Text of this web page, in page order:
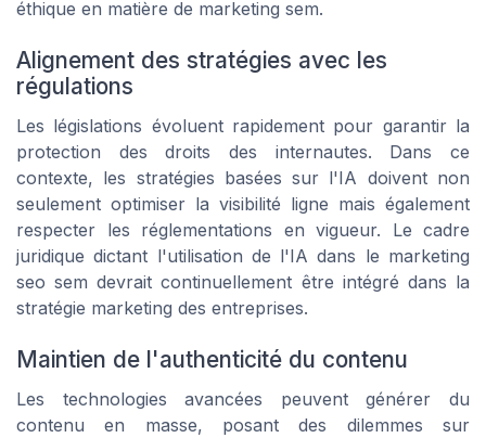
éthique en matière de marketing sem.
Alignement des stratégies avec les
régulations
Les législations évoluent rapidement pour garantir la
protection des droits des internautes. Dans ce
contexte, les stratégies basées sur l'IA doivent non
seulement optimiser la visibilité ligne mais également
respecter les réglementations en vigueur. Le cadre
juridique dictant l'utilisation de l'IA dans le marketing
seo sem devrait continuellement être intégré dans la
stratégie marketing des entreprises.
Maintien de l'authenticité du contenu
Les technologies avancées peuvent générer du
contenu en masse, posant des dilemmes sur